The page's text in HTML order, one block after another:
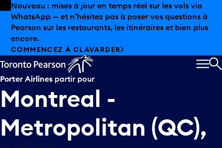
Skip to offers
Passer au contenu principal
Nouveau : mises à jour en temps réel sur les vols via
WhatsApp — et n’hésitez pas à poser vos questions à
Pearson sur les restaurants, les itinéraires et bien plus
encore.
COMMENCEZ À CLAVARDER
Porter Airlines partir pour
Montreal -
Metropolitan (QC),